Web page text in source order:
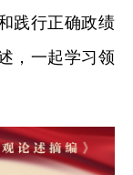
践行正确政绩
，一起学习领